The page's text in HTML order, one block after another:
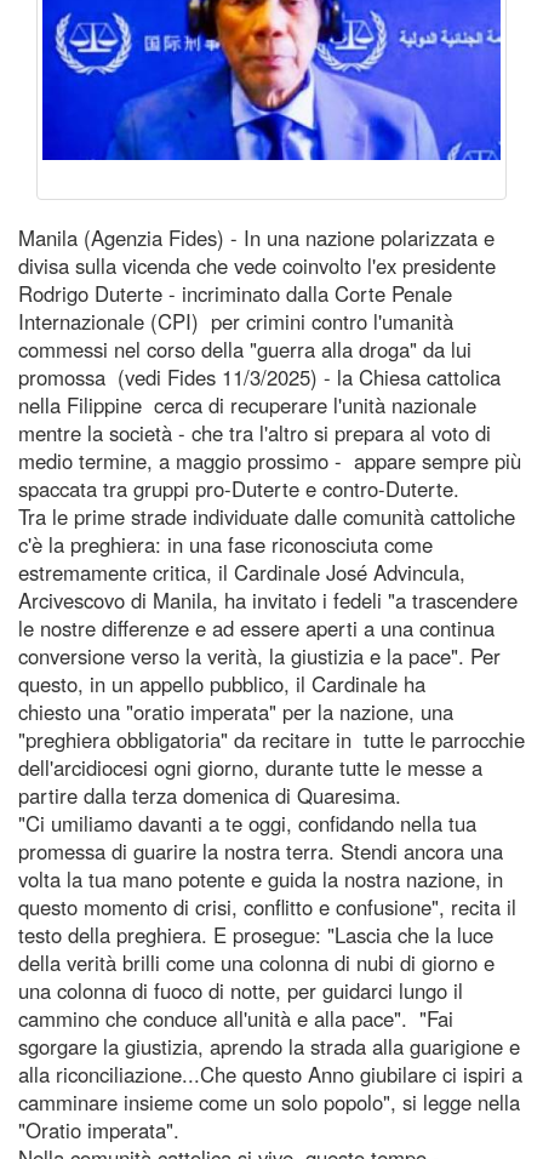
Manila (Agenzia Fides) - In una nazione polarizzata e
divisa sulla vicenda che vede coinvolto l'ex presidente
Rodrigo Duterte - incriminato dalla Corte Penale
Internazionale (CPI) per crimini contro l'umanità
commessi nel corso della "guerra alla droga" da lui
promossa (vedi Fides 11/3/2025) - la Chiesa cattolica
nella Filippine cerca di recuperare l'unità nazionale
mentre la società - che tra l'altro si prepara al voto di
medio termine, a maggio prossimo - appare sempre più
spaccata tra gruppi pro-Duterte e contro-Duterte.
Tra le prime strade individuate dalle comunità cattoliche
c'è la preghiera: in una fase riconosciuta come
estremamente critica, il Cardinale José Advincula,
Arcivescovo di Manila, ha invitato i fedeli "a trascendere
le nostre differenze e ad essere aperti a una continua
conversione verso la verità, la giustizia e la pace". Per
questo, in un appello pubblico, il Cardinale ha
chiesto una "oratio imperata" per la nazione, una
"preghiera obbligatoria" da recitare in tutte le parrocchie
dell'arcidiocesi ogni giorno, durante tutte le messe a
partire dalla terza domenica di Quaresima.
"Ci umiliamo davanti a te oggi, confidando nella tua
promessa di guarire la nostra terra. Stendi ancora una
volta la tua mano potente e guida la nostra nazione, in
questo momento di crisi, conflitto e confusione", recita il
testo della preghiera. E prosegue: "Lascia che la luce
della verità brilli come una colonna di nubi di giorno e
una colonna di fuoco di notte, per guidarci lungo il
cammino che conduce all'unità e alla pace". "Fai
sgorgare la giustizia, aprendo la strada alla guarigione e
alla riconciliazione...Che questo Anno giubilare ci ispiri a
camminare insieme come un solo popolo", si legge nella
"Oratio imperata".